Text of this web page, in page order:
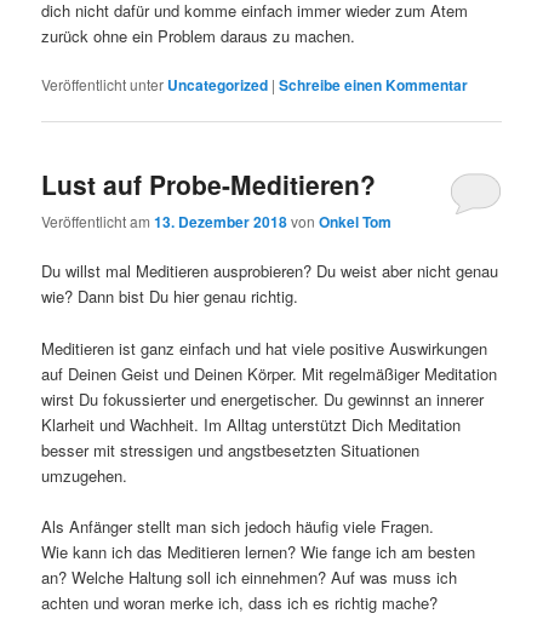
dich nicht dafür und komme einfach immer wieder zum Atem
zurück ohne ein Problem daraus zu machen.
Veröffentlicht unter Uncategorized |Schreibe einen Kommentar
Lust auf Probe-Meditieren?
Veröffentlicht am13. Dezember 2018vonOnkel Tom
Du willst mal Meditieren ausprobieren? Du weist aber nicht genau
wie? Dann bist Du hier genau richtig.
Meditieren ist ganz einfach und hat viele positive Auswirkungen
auf Deinen Geist und Deinen Körper. Mit regelmäßiger Meditation
wirst Du fokussierter und energetischer. Du gewinnst an innerer
Klarheit und Wachheit. Im Alltag unterstützt Dich Meditation
besser mit stressigen und angstbesetzten Situationen
umzugehen.
Als Anfänger stellt man sich jedoch häufig viele Fragen.
Wie kann ich das Meditieren lernen? Wie fange ich am besten
an? Welche Haltung soll ich einnehmen? Auf was muss ich
achten und woran merke ich, dass ich es richtig mache?